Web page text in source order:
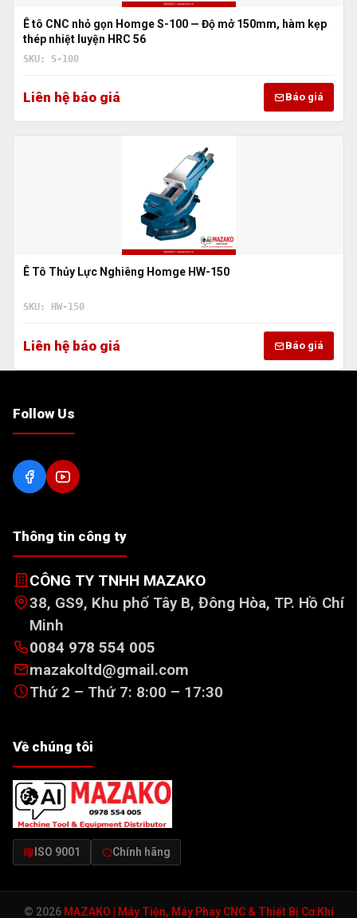
Ê tô CNC nhỏ gọn Homge S-100 — Độ mở 150mm, hàm kẹp
thép nhiệt luyện HRC 56
SKU: S-100
Liên hệ báo giá Báo giá
Ê Tô Thủy Lực Nghiêng Homge HW-150
SKU: HW-150
Liên hệ báo giá Báo giá
Follow Us
Thông tin công ty
CÔNG TY TNHH MAZAKO
38, GS9, Khu phố Tây B, Đông Hòa, TP. Hồ Chí
Minh
0084 978 554 005
mazakoltd@gmail.com
Thứ 2 – Thứ 7: 8:00 – 17:30
Về chúng tôi
ISO 9001 Chính hãng
© 2026 MAZAKO | Máy Tiện, Máy Phay CNC & Thiết Bị Cơ Khí